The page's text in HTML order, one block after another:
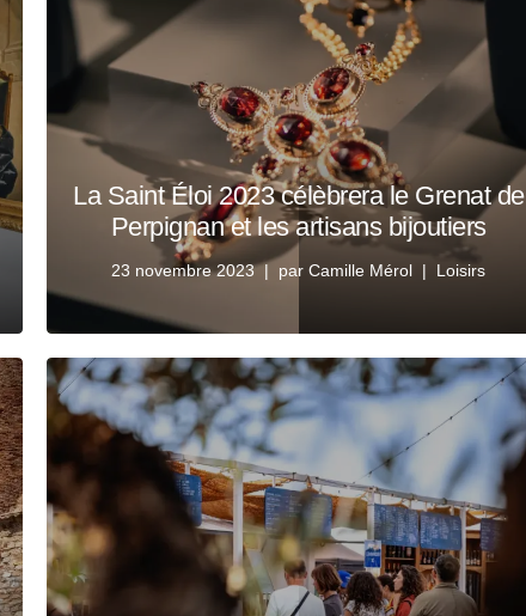
La Saint Éloi 2023 célèbrera le Grenat de
Perpignan et les artisans bijoutiers
23 novembre 2023 parCamille Mérol Loisirs